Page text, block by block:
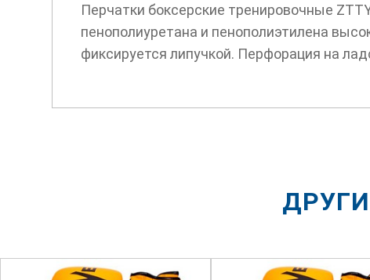
Перчатки боксерские тренировочные
пенополиуретана и пенополиэтилена
фиксируется липучкой. Перфорация на